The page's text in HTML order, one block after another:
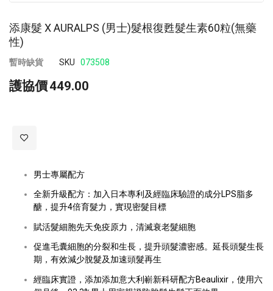
添康髮 X AURALPS (男士)髮根復甦髮生素60粒(無藥
性)
暫時缺貨 SKU 073508
護協價449.00
男士專屬配方
全新升級配方：加入日本專利及經臨床驗證的成分LPS脂多
醣，提升4倍育髮力，實現密髮目標
賦活髮細胞先天免疫原力，清滅衰老髮細胞
促進毛囊細胞的分裂和生長，提升頭髮濃密感。延長頭髮生長
期，有效減少脫髮及加速頭髮再生
經臨床實證，添加添加意大利嶄新科研配方Beaulixir，使用六